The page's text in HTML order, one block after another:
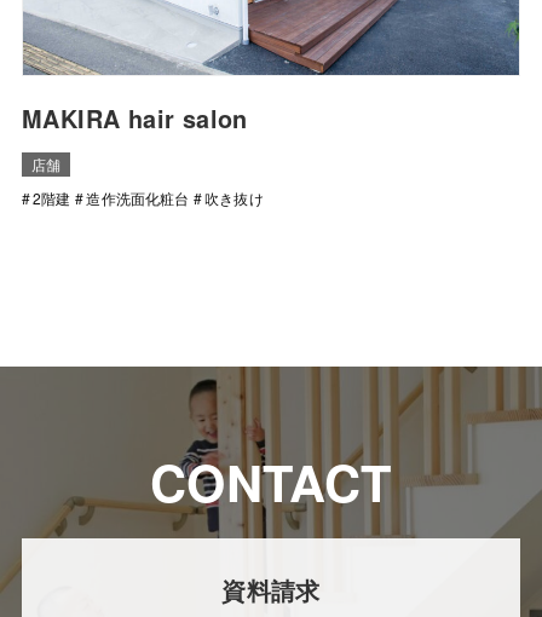
MAKIRA hair salon
店舗
2階建
造作洗面化粧台 吹き抜け
CONTACT
資料請求